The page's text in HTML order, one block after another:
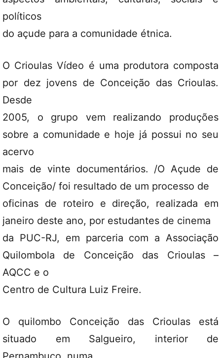
políticos
do açude para a comunidade étnica.
O Crioulas Vídeo é uma produtora composta
por dez jovens de Conceição das Crioulas.
Desde
2005, o grupo vem realizando produções
sobre a comunidade e hoje já possui no seu
acervo
mais de vinte documentários. /O Açude de
Conceição/ foi resultado de um processo de
oficinas de roteiro e direção, realizada em
janeiro deste ano, por estudantes de cinema
da PUC-RJ, em parceria com a Associação
Quilombola de Conceição das Crioulas –
AQCC e o
Centro de Cultura Luiz Freire.
O quilombo Conceição das Crioulas está
situado em Salgueiro, interior de